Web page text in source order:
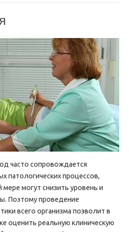
часто сопровождается
патологических процессов,
могут снизить уровень и
Поэтому проведение
всего организма позволит в
оценить реальную клиническую